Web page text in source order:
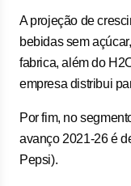
A projeção de
bebidas sem
fabrica, além do
empresa distribui
Por fim, no
avanço 2021-26 é
Pepsi).